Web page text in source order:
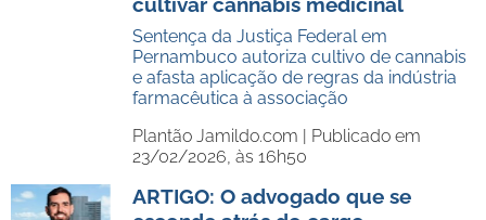
Sentença da Justiça Federal em
Pernambuco autoriza cultivo de cannabis
e afasta aplicação de regras da indústria
farmacêutica à associação
Plantão Jamildo.com | Publicado em
23/02/2026, às 16h50
ARTIGO: O advogado que se